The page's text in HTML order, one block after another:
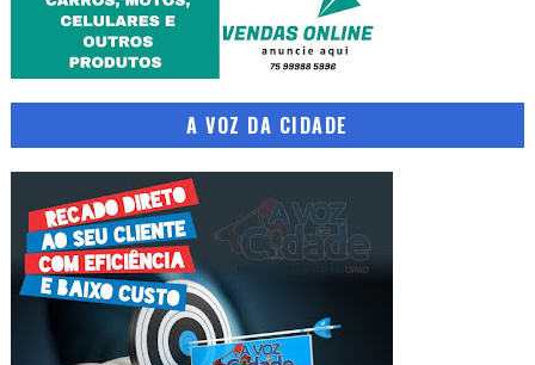
A VOZ DA CIDADE